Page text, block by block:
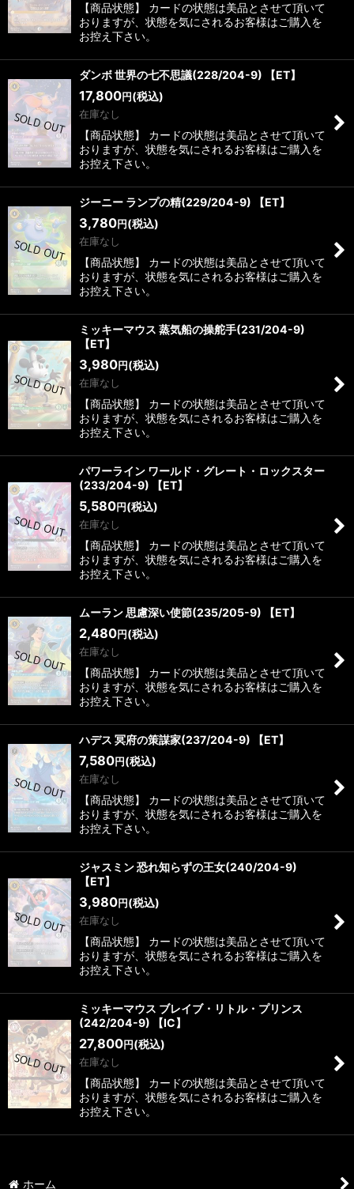
【商品状態】 カードの状態は美品とさせて頂いて
おりますが、状態を気にされるお客様はご購入を
お控え下さい。
ダンボ 世界の七不思議(228/204-9) 【ET】
17,800円 (税込)
在庫なし
【商品状態】 カードの状態は美品とさせて頂いて
おりますが、状態を気にされるお客様はご購入を
お控え下さい。
ジーニー ランプの精(229/204-9) 【ET】
3,780円 (税込)
在庫なし
【商品状態】 カードの状態は美品とさせて頂いて
おりますが、状態を気にされるお客様はご購入を
お控え下さい。
ミッキーマウス 蒸気船の操舵手(231/204-9)
【ET】
3,980円 (税込)
在庫なし
【商品状態】 カードの状態は美品とさせて頂いて
おりますが、状態を気にされるお客様はご購入を
お控え下さい。
パワーライン ワールド・グレート・ロックスター
(233/204-9) 【ET】
5,580円 (税込)
在庫なし
【商品状態】 カードの状態は美品とさせて頂いて
おりますが、状態を気にされるお客様はご購入を
お控え下さい。
ムーラン 思慮深い使節(235/205-9) 【ET】
2,480円 (税込)
在庫なし
【商品状態】 カードの状態は美品とさせて頂いて
おりますが、状態を気にされるお客様はご購入を
お控え下さい。
ハデス 冥府の策謀家(237/204-9) 【ET】
7,580円 (税込)
在庫なし
【商品状態】 カードの状態は美品とさせて頂いて
おりますが、状態を気にされるお客様はご購入を
お控え下さい。
ジャスミン 恐れ知らずの王女(240/204-9)
【ET】
3,980円 (税込)
在庫なし
【商品状態】 カードの状態は美品とさせて頂いて
おりますが、状態を気にされるお客様はご購入を
お控え下さい。
ミッキーマウス ブレイブ・リトル・プリンス
(242/204-9) 【IC】
27,800円 (税込)
在庫なし
【商品状態】 カードの状態は美品とさせて頂いて
おりますが、状態を気にされるお客様はご購入を
お控え下さい。
ホーム